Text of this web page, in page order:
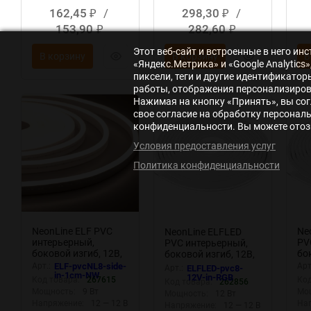
162,45 ₽
/
153,90₽
298,30 ₽
/
282,60₽
В корзину
IP53, 8мм, 1м,
кратность реза 1см,
ELF-pvcNL8-side-
in-1cm-NW
Код товара:
267615
New
IP53, 8мм, 1м, RGB
ELFLED-pvc8-
12V-in-RGB
Код товара:
262856
Этот веб-сайт и встроенные в него
«Яндекс.Метрика» и «Google
пиксели, теги и другие
работы, отображения
Нажимая на кнопку «Принять», вы
свое согласие на обработку
конфиденциальности. Вы можете
Условия предоставления услуг
Политика конфиденциальности